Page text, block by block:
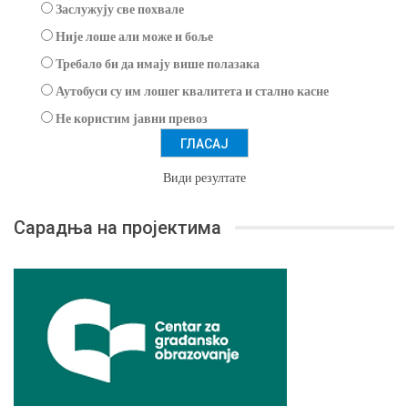
Заслужују све похвале
Није лоше али може и боље
Требало би да имају више полазака
Аутобуси су им лошег квалитета и стално касне
Не користим јавни превоз
Види резултате
Сарадња на пројектима